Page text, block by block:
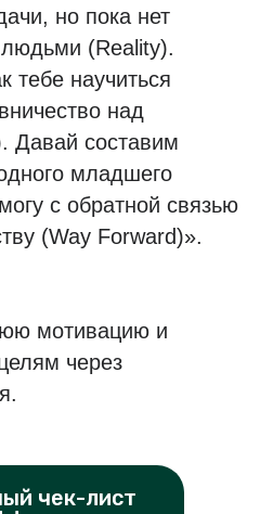
но пока нет
(Reality).
тебе научиться
над
Давай составим
младшего
с обратной связью
(Way Forward)».
мотивацию и
через
чек-лист